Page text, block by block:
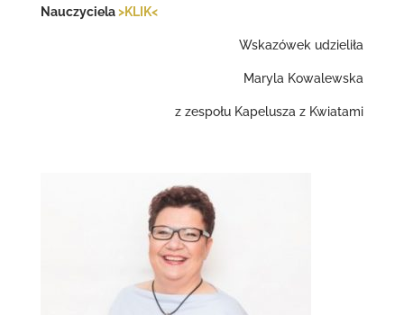
Nauczyciela>KLIK<
Wskazówek udzieliła
Maryla Kowalewska
z zespołu Kapelusza z Kwiatami